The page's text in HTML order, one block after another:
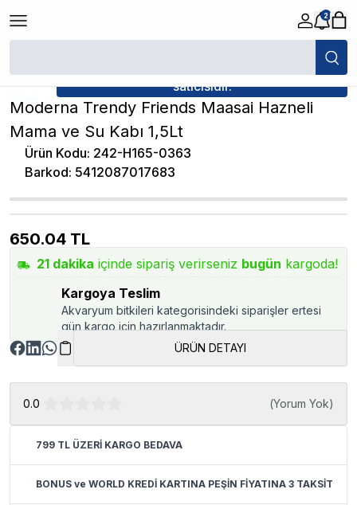
2
/ Moderna Trendy Friends Maasai
satıcısıdır.
Moderna Trendy Friends Maasai Hazneli
Mama ve Su Kabı 1,5Lt
Ürün Kodu: 242-H165-0363
Barkod: 5412087017683
650.04 TL
21 dakika içinde sipariş verirseniz bugün kargoda!
Kargoya Teslim
Akvaryum bitkileri kategorisindeki siparişler ertesi
gün kargo için hazırlanmaktadır.
ÜRÜN DETAYI
0.0 (Yorum Yok)
799 TL ÜZERİ KARGO BEDAVA
BONUS ve WORLD KREDİ KARTINA PEŞİN FİYATINA 3 TAKSİT